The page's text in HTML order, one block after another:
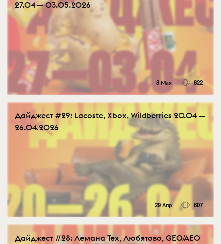
27.04 — 03.05.2026
8 Мая 822
Дайджест #29: Lacoste, Xbox, Wildberries 20.04 —
26.04.2026
29 Апр 607
Дайджест #28: Лемана Тех, Любятово, GEO/AEO